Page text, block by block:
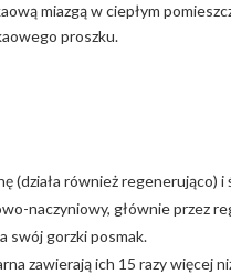
miazgą w ciepłym
proszku.
(działa również regenerująco)
naczyniowy, głównie przez
swój gorzki posmak.
zawierają ich 15 razy więcej